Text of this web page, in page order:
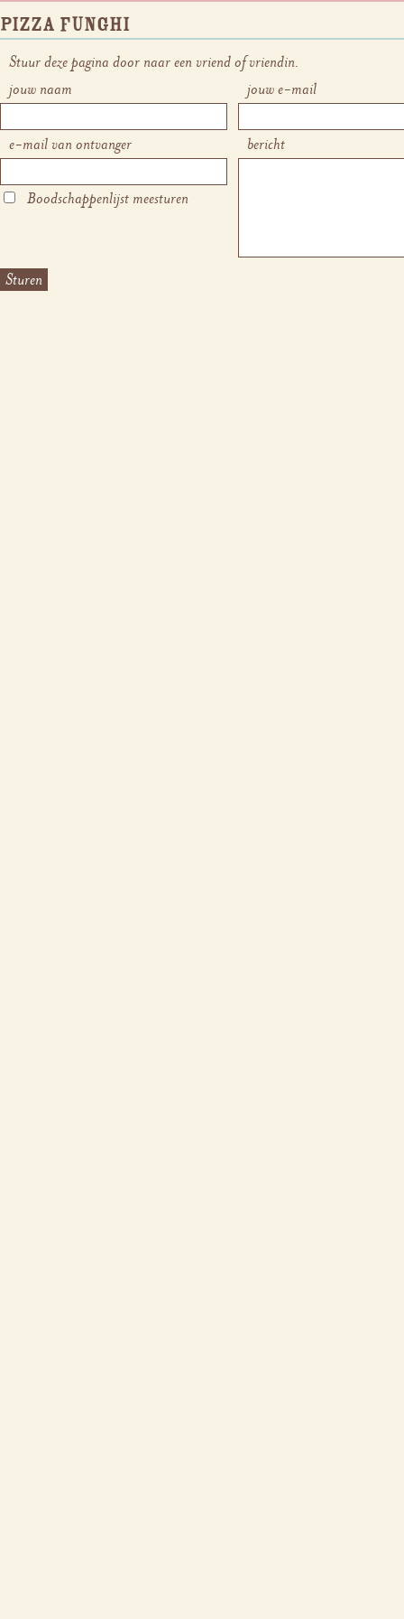
Pizza funghi
Stuur deze pagina door naar een vriend of vriendin.
jouw naam
jouw e-mail
e-mail van ontvanger
Boodschappenlijst meesturen
bericht
Sturen